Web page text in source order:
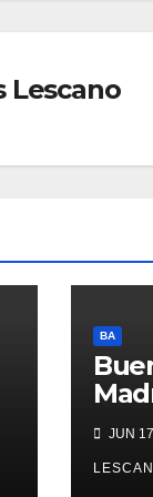
Lescano
BA
JUN